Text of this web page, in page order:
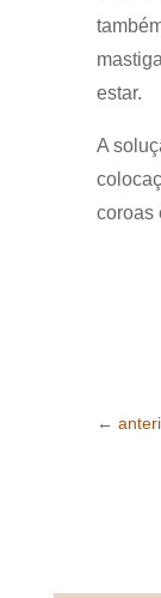
estar.
A
coroas
←